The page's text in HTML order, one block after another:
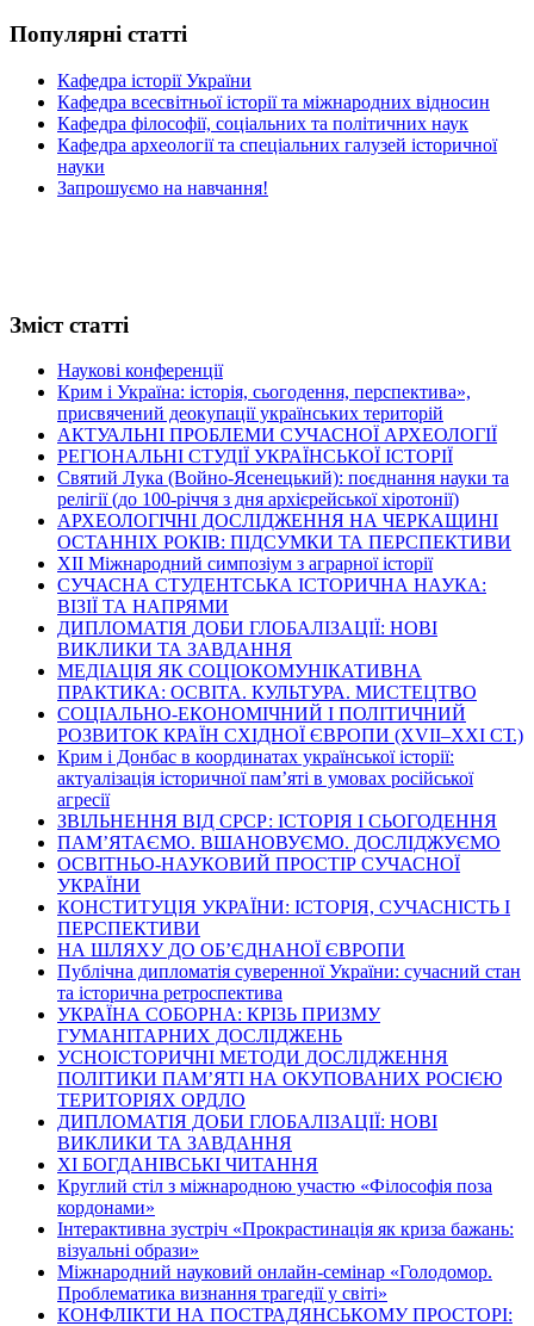
Популярні статті
Кафедра історії України
Кафедра всесвітньої історії та міжнародних відносин
Кафедра філософії, соціальних та політичних наук
Кафедра археології та спеціальних галузей історичної
науки
Запрошуємо на навчання!
Зміст статті
Наукові конференції
Крим і Україна: історія, сьогодення, перспектива»,
присвячений деокупації українських територій
АКТУАЛЬНІ ПРОБЛЕМИ СУЧАСНОЇ АРХЕОЛОГІЇ
РЕГІОНАЛЬНІ СТУДІЇ УКРАЇНСЬКОЇ ІСТОРІЇ
Святий Лука (Войно-Ясенецький): поєднання науки та
релігії (до 100-річчя з дня архієрейської хіротонії)
АРХЕОЛОГІЧНІ ДОСЛІДЖЕННЯ НА ЧЕРКАЩИНІ
ОСТАННІХ РОКІВ: ПІДСУМКИ ТА ПЕРСПЕКТИВИ
ХІІ Міжнародний симпозіум з аграрної історії
СУЧАСНА СТУДЕНТСЬКА ІСТОРИЧНА НАУКА:
ВІЗІЇ ТА НАПРЯМИ
ДИПЛОМАТІЯ ДОБИ ГЛОБАЛІЗАЦІЇ: НОВІ
ВИКЛИКИ ТА ЗАВДАННЯ
МЕДІАЦІЯ ЯК СОЦІОКОМУНІКАТИВНА
ПРАКТИКА: ОСВІТА. КУЛЬТУРА. МИСТЕЦТВО
СОЦІАЛЬНО-ЕКОНОМІЧНИЙ І ПОЛІТИЧНИЙ
РОЗВИТОК КРАЇН СХІДНОЇ ЄВРОПИ (ХVІІ–ХХІ СТ.)
Крим і Донбас в координатах української історії:
актуалізація історичної пам’яті в умовах російської
агресії
ЗВІЛЬНЕННЯ ВІД СРСР: ІСТОРІЯ І СЬОГОДЕННЯ
ПАМ’ЯТАЄМО. ВШАНОВУЄМО. ДОСЛІДЖУЄМО
ОСВІТНЬО-НАУКОВИЙ ПРОСТІР СУЧАСНОЇ
УКРАЇНИ
КОНСТИТУЦІЯ УКРАЇНИ: ІСТОРІЯ, СУЧАСНІСТЬ І
ПЕРСПЕКТИВИ
НА ШЛЯХУ ДО ОБ’ЄДНАНОЇ ЄВРОПИ
Публічна дипломатія суверенної України: сучасний стан
та історична ретроспектива
УКРАЇНА СОБОРНА: КРІЗЬ ПРИЗМУ
ГУМАНІТАРНИХ ДОСЛІДЖЕНЬ
УСНОІСТОРИЧНІ МЕТОДИ ДОСЛІДЖЕННЯ
ПОЛІТИКИ ПАМ’ЯТІ НА ОКУПОВАНИХ РОСІЄЮ
ТЕРИТОРІЯХ ОРДЛО
ДИПЛОМАТІЯ ДОБИ ГЛОБАЛІЗАЦІЇ: НОВІ
ВИКЛИКИ ТА ЗАВДАННЯ
ХІ БОГДАНІВСЬКІ ЧИТАННЯ
Круглий стіл з міжнародною участю «Філософія поза
кордонами»
Інтерактивна зустріч «Прокрастинація як криза бажань:
візуальні образи»
Міжнародний науковий онлайн-семінар «Голодомор.
Проблематика визнання трагедії у світі»
КОНФЛІКТИ НА ПОСТРАДЯНСЬКОМУ ПРОСТОРІ: